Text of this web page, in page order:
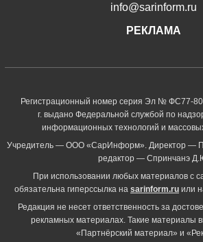
info@sarinform.ru
РЕКЛАМА
Регистрационный номер серия Эл № ФС77-
г. выдано Федеральной службой по
информационных технологий и
Учредитель — ООО «СарИнформ». Директор —
редактор — Спринчанэ
При использовании любых материалов с
обязательна гиперссылка на sarinform.ru или
Редакция не несет ответственность за
рекламных материалах. Такие материалы
«Партнёрский материал» и